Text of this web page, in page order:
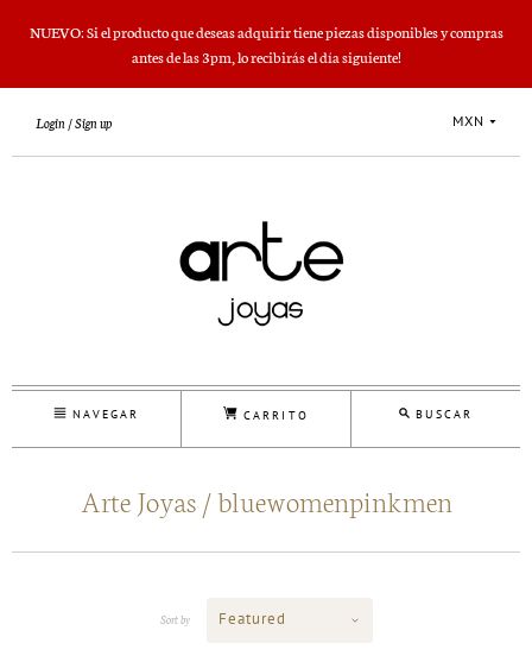
NUEVO: Si el producto que deseas adquirir tiene piezas disponibles y compras
antes de las 3pm, lo recibirás el día siguiente!
Login Sign up MXN
NAVEGAR CARRITO BUSCAR
Arte Joyas / bluewomenpinkmen
Sort by Featured